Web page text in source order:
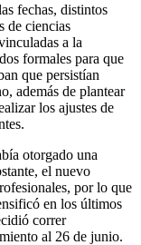
fechas, distintos
de ciencias
a la
formales para que
que persistían
además de plantear
los ajustes de
otorgado una
el nuevo
por lo que
en los últimos
correr
al 26 de junio.